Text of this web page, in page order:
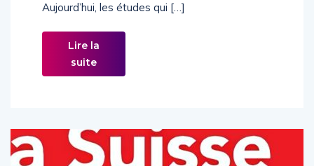
Aujourd’hui, les études qui […]
Lire la
suite